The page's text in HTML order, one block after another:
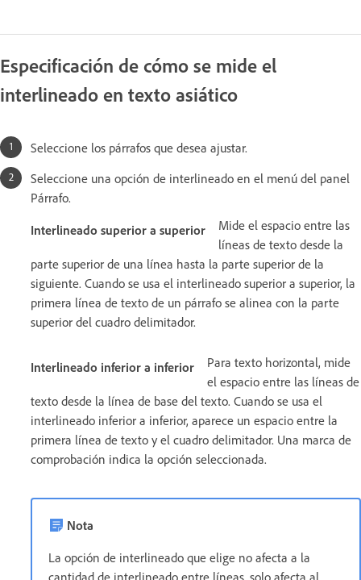
Especificación de cómo se mide el
interlineado en texto asiático
Seleccione los párrafos que desea ajustar.
Seleccione una opción de interlineado en el menú del panel
Párrafo.
Interlineado superior a superior
Mide el espacio entre las
líneas de texto desde la
parte superior de una línea hasta la parte superior de la
siguiente. Cuando se usa el interlineado superior a superior, la
primera línea de texto de un párrafo se alinea con la parte
superior del cuadro delimitador.
Interlineado inferior a inferior
Para texto horizontal, mide
el espacio entre las líneas de
texto desde la línea de base del texto. Cuando se usa el
interlineado inferior a inferior, aparece un espacio entre la
primera línea de texto y el cuadro delimitador. Una marca de
comprobación indica la opción seleccionada.
Nota
La opción de interlineado que elige no afecta a la